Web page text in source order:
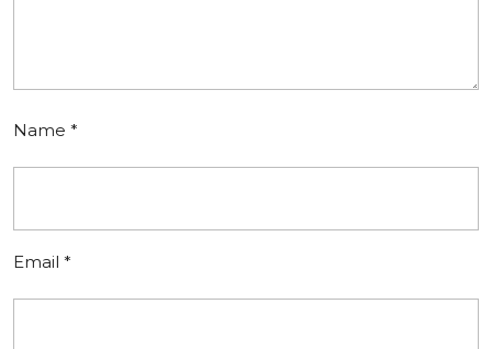
Name *
Email *